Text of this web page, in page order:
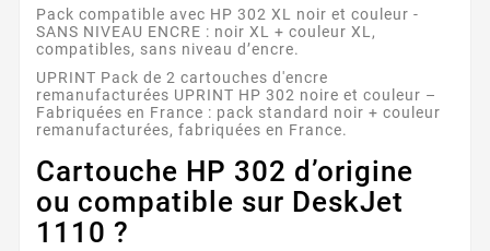
Pack compatible avec HP 302 XL noir et couleur -
SANS NIVEAU ENCRE : noir XL + couleur XL,
compatibles, sans niveau d’encre.
UPRINT Pack de 2 cartouches d'encre
remanufacturées UPRINT HP 302 noire et couleur –
Fabriquées en France : pack standard noir + couleur
remanufacturées, fabriquées en France.
Cartouche HP 302 d’origine
ou compatible sur DeskJet
1110 ?